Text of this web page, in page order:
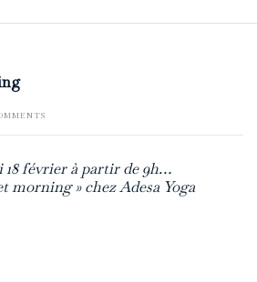
18 février à partir de 9h…
morning » chez Adesa Yoga